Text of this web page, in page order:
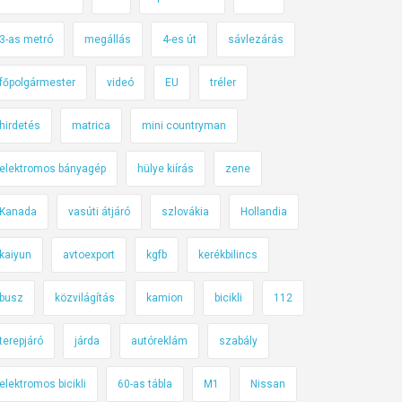
3-as metró megállás 4-es út sávlezárás
főpolgármester videó EU tréler
hirdetés matrica mini countryman
elektromos bányagép hülye kiírás zene
Kanada vasúti átjáró szlovákia Hollandia
kaiyun avtoexport kgfb kerékbilincs
busz közvilágítás kamion bicikli 112
terepjáró járda autóreklám szabály
elektromos bicikli 60-as tábla M1 Nissan